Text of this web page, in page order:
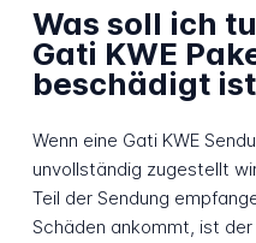
Was soll ich
Gati KWE
beschädigt
Wenn eine Gati KWE
unvollständig zugestellt
Teil der Sendung
Schäden ankommt, ist